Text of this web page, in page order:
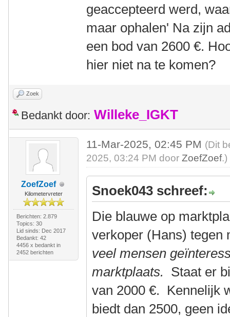
geaccepteerd werd,
maar ophalen' Na zijn
een bod van 2600 €.
hier niet na te komen?
Zoek
Bedankt door: Willeke_IGKT
ZoefZoef
Kilometervreter
Berichten: 2.879
Topics: 30
Lid sinds: Dec 2017
Bedankt: 42
4456 x bedankt in
2452 berichten
11-Mar-2025, 02:45 PM (Dit
2025, 03:24 PM doorZoefZoef.)
Snoek043 schreef:
Die blauwe op
verkoper (Hans) tegen
veel mensen
marktplaats. Staat er
van 2000 €. Kennelijk
biedt dan 2500, geen